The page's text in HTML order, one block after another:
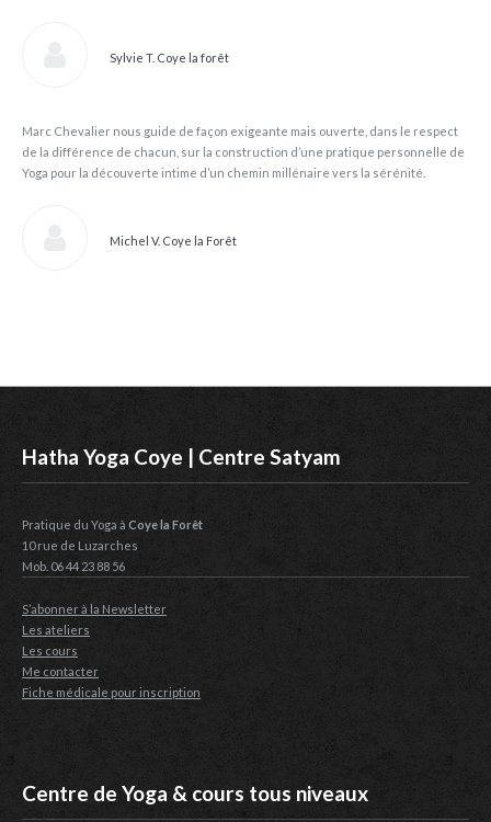
Sylvie T. Coye la forêt
Marc Chevalier nous guide de façon exigeante mais ouverte, dans le respect
de la différence de chacun, sur la construction d’une pratique personnelle de
Yoga pour la découverte intime d’un chemin millénaire vers la sérénité.
Michel V. Coye la Forêt
Hatha Yoga Coye | Centre Satyam
Pratique du Yoga à Coye la Forêt
10 rue de Luzarches
Mob. 06 44 23 88 56
S’abonner à la Newsletter
Les ateliers
Les cours
Me contacter
Fiche médicale pour inscription
Centre de Yoga & cours tous niveaux